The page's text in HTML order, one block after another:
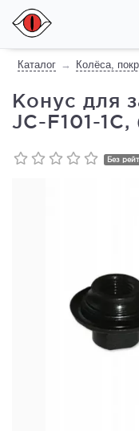
Каталог Колёса,
Конус для
JC-F101-
Без